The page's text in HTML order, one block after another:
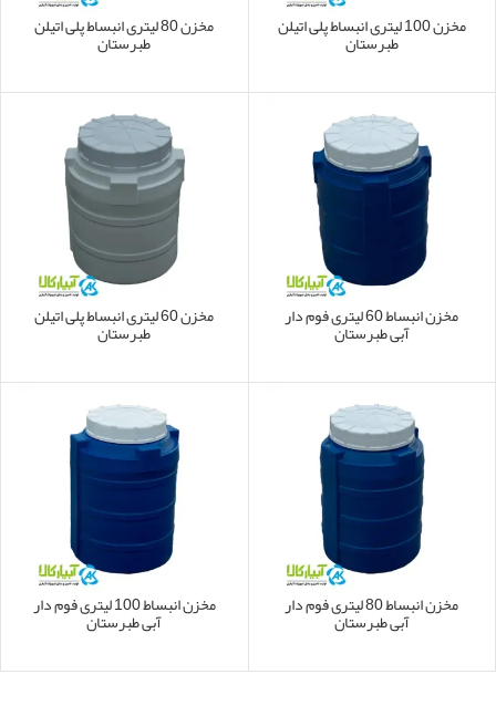
مخزن 100 لیتری انبساط پلی اتیلن
طبرستان
مخزن 80 لیتری انبساط پلی اتیلن
طبرستان
مخزن انبساط 60 لیتری فوم دار
آبی طبرستان
مخزن 60 لیتری انبساط پلی اتیلن
طبرستان
مخزن انبساط 80 لیتری فوم دار
آبی طبرستان
مخزن انبساط 100 لیتری فوم دار
آبی طبرستان